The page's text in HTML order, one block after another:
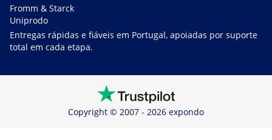
Fromm & Starck
Uniprodo
Entregas rápidas e fiáveis em Portugal, apoiadas por suporte
total em cada etapa.
Copyright © 2007 - 2026 expondo